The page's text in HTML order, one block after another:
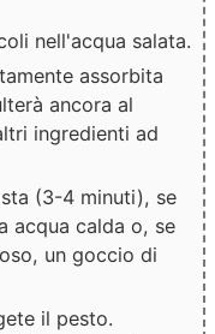
nell'acqua salata.
assorbita
ancora al
ingredienti ad
(3-4 minuti), se
acqua calda o, se
un goccio di
il pesto.